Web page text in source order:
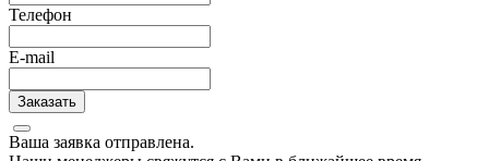
Телефон
E-mail
Заказать
Ваша заявка отправлена.